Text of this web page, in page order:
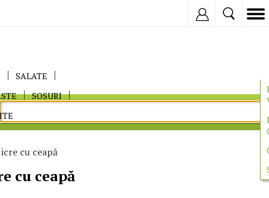
SALATE
SOSURI
cu ceapă
cu ceapă